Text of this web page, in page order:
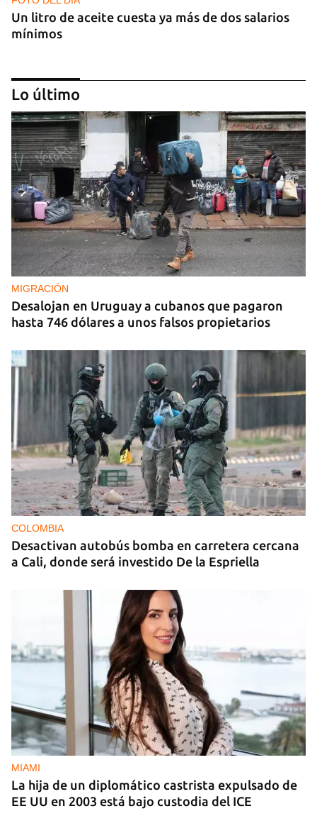
Un litro de aceite cuesta ya más de dos salarios
mínimos
OBITUARIO
El Rey del Azúcar ha muerto: Alfonso Fanjul y el
carácter del cubano
Lo último
MIGRACIÓN
Desalojan en Uruguay a cubanos que pagaron
hasta 746 dólares a unos falsos propietarios
COLOMBIA
Desactivan autobús bomba en carretera cercana
a Cali, donde será investido De la Espriella
MIAMI
La hija de un diplomático castrista expulsado de
EE UU en 2003 está bajo custodia del ICE